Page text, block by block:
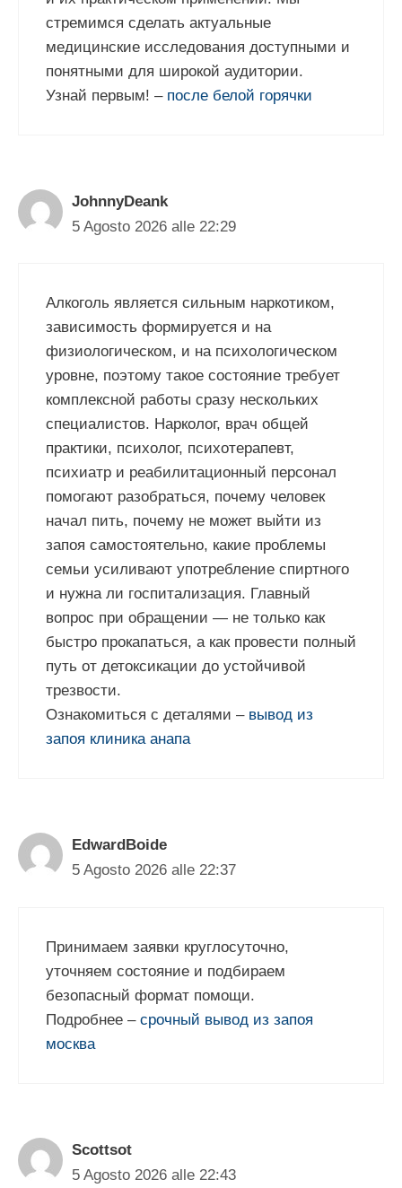
стремимся сделать актуальные
медицинские исследования доступными и
понятными для широкой аудитории.
Узнай первым! – после белой горячки
JohnnyDeank
5 Agosto 2026 alle 22:29
Алкоголь является сильным наркотиком,
зависимость формируется и на
физиологическом, и на психологическом
уровне, поэтому такое состояние требует
комплексной работы сразу нескольких
специалистов. Нарколог, врач общей
практики, психолог, психотерапевт,
психиатр и реабилитационный персонал
помогают разобраться, почему человек
начал пить, почему не может выйти из
запоя самостоятельно, какие проблемы
семьи усиливают употребление спиртного
и нужна ли госпитализация. Главный
вопрос при обращении — не только как
быстро прокапаться, а как провести полный
путь от детоксикации до устойчивой
трезвости.
Ознакомиться с деталями – вывод из
запоя клиника анапа
EdwardBoide
5 Agosto 2026 alle 22:37
Принимаем заявки круглосуточно,
уточняем состояние и подбираем
безопасный формат помощи.
Подробнее – срочный вывод из запоя
москва
Scottsot
5 Agosto 2026 alle 22:43